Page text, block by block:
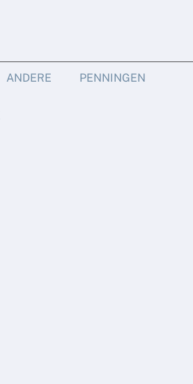
ANDERE PENNINGEN